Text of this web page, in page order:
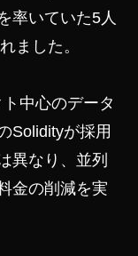
率いていた5人
ました。
中心のデータ
Solidityが採用
異なり、並列
金の削減を実